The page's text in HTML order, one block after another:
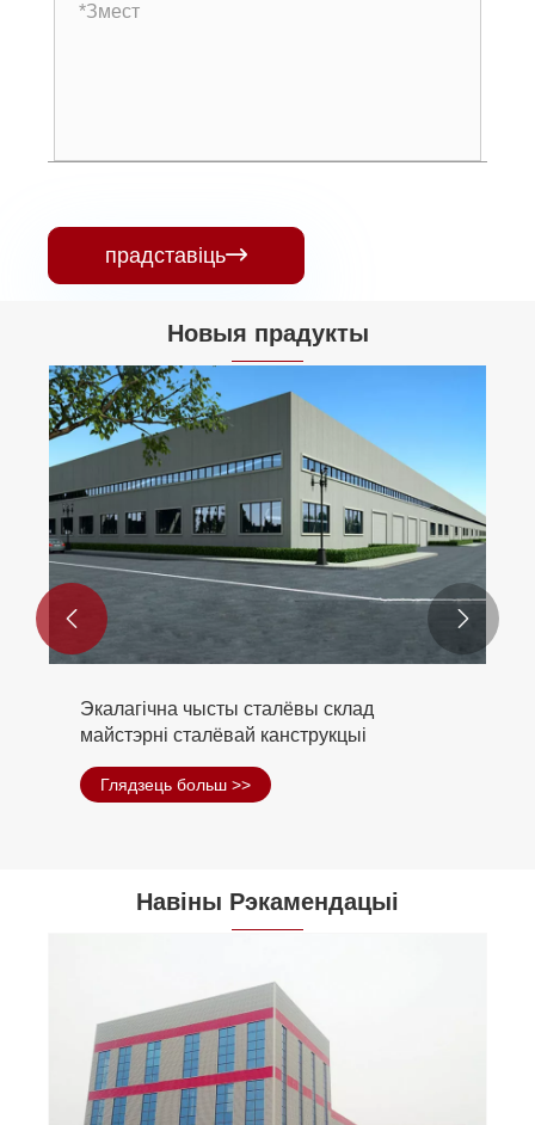
прадставіць
Новыя прадукты
Экалагічна чысты сталёвы склад
майстэрні сталёвай канструкцыі
Глядзець больш >>
 
Навіны Рэкамендацыі